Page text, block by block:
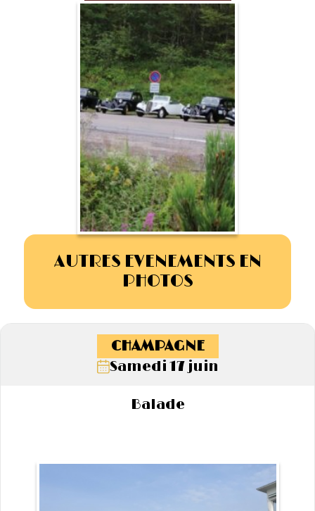
Evolution 11 –
1952/1957
La 15/6 G –
1938/1947
La 15/6 D –
1947/1955
La 15/6 H –
1954/1956
AUTRES EVENEMENTS EN
PHOTOS
CHAMPAGNE
Samedi 17 juin
Balade